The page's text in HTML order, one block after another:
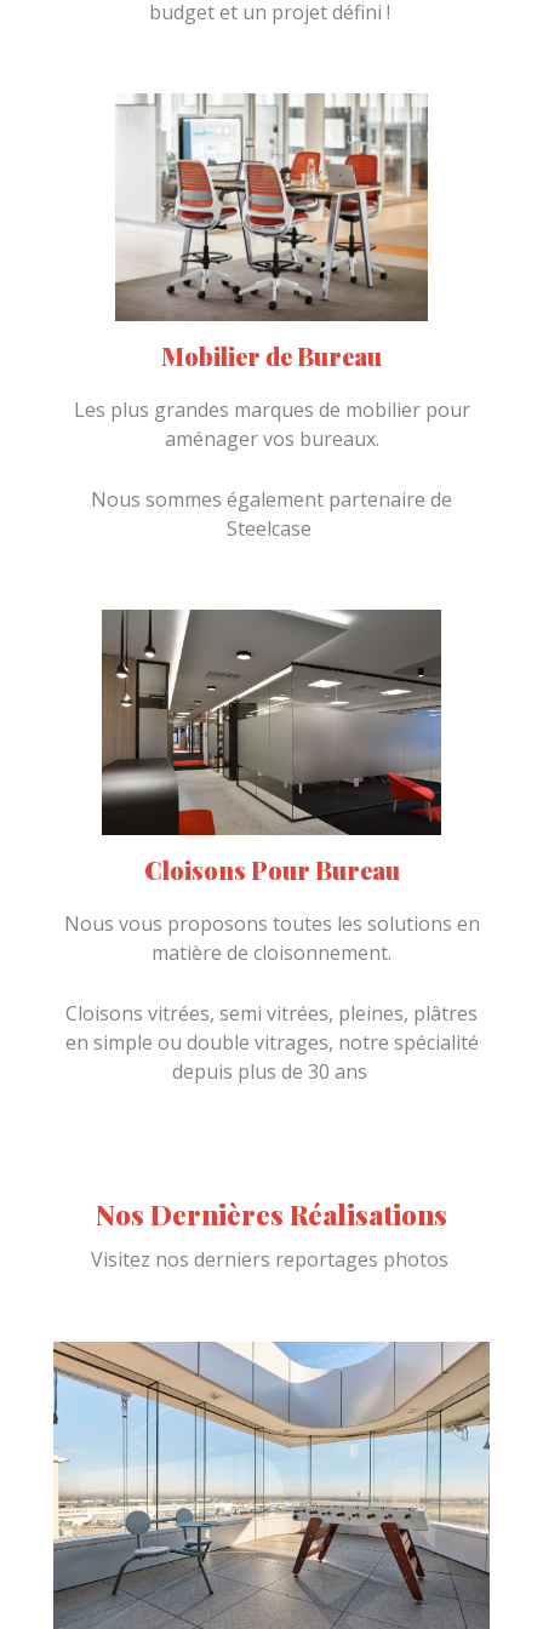
Mobilier de Bureau
aménager vos bureaux.
Cloisons Pour Bureau
matière de cloisonnement.
Cloisons vitrées, semi vitrées, pleines, plâtres
Nos Dernières Réalisations